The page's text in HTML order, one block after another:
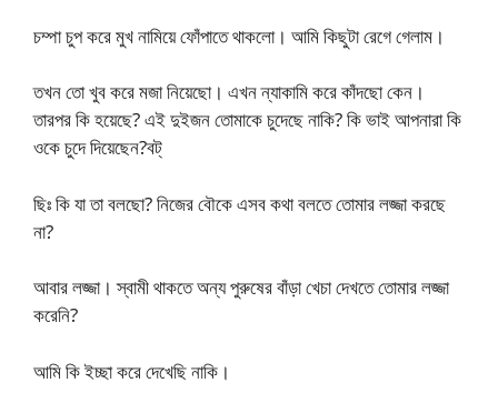
চম্পা চুপ করে মুখ নামিয়ে ফোঁপাতে থাকলো। আমি কিছুটা রেগে গেলাম।
তখন তো খুব করে মজা নিয়েছো। এখন ন্যাকামি করে কাঁদছো কেন।
তারপর কি হয়েছে? এই দুইজন তোমাকে চুদেছে নাকি? কি ভাই আপনারা কি
ওকে চুদে দিয়েছেন?বট্
ছিঃ কি যা তা বলছো? নিজের বৌকে এসব কথা বলতে তোমার লজ্জা করছে
না?
আবার লজ্জা। স্বামী থাকতে অন্য পুরুষের বাঁড়া খেচা দেখতে তোমার লজ্জা
করেনি?
আমি কি ইচ্ছা করে দেখেছি নাকি।